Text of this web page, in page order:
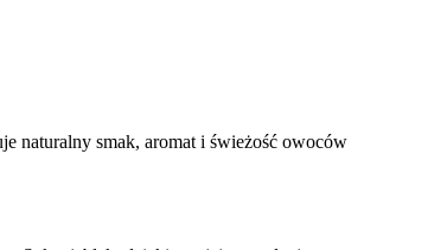
naturalny smak, aromat i świeżość owoców